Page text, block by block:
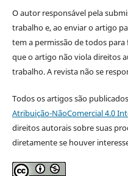
O autor responsável pela
trabalho e, ao enviar o artigo
tem a permissão de todos para
que o artigo não viola direitos
trabalho. A revista não se
Todos os artigos são
Atribuição-NãoComercial 4.0
direitos autorais sobre suas
diretamente se houver